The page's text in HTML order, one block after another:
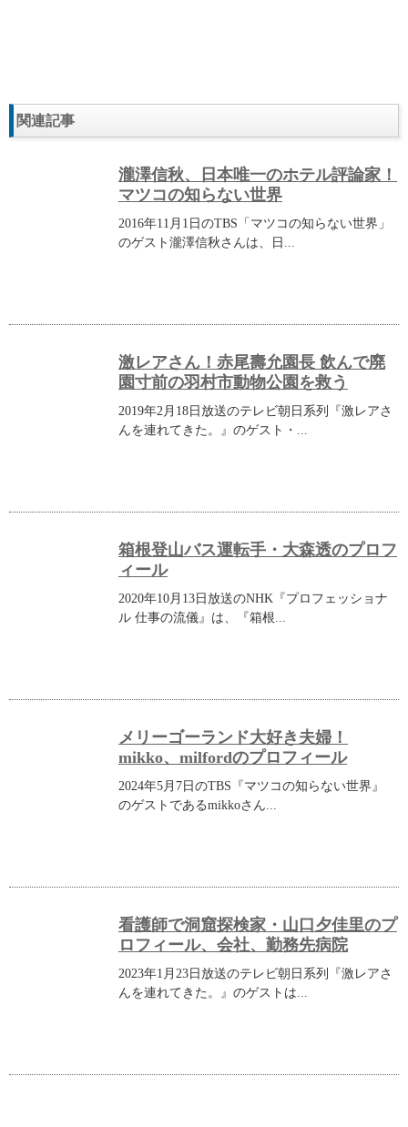
関連記事
瀧澤信秋、日本唯一のホテル評論家！
マツコの知らない世界
2016年11月1日のTBS「マツコの知らない世界」
のゲスト瀧澤信秋さんは、日...
激レアさん！赤尾壽允園長 飲んで廃
園寸前の羽村市動物公園を救う
2019年2月18日放送のテレビ朝日系列『激レアさ
んを連れてきた。』のゲスト・...
箱根登山バス運転手・大森透のプロフ
ィール
2020年10月13日放送のNHK『プロフェッショナ
ル 仕事の流儀』は、『箱根...
メリーゴーランド大好き夫婦！
mikko、milfordのプロフィール
2024年5月7日のTBS『マツコの知らない世界』
のゲストであるmikkoさん...
看護師で洞窟探検家・山口夕佳里のプ
ロフィール、会社、勤務先病院
2023年1月23日放送のテレビ朝日系列『激レアさ
んを連れてきた。』のゲストは...